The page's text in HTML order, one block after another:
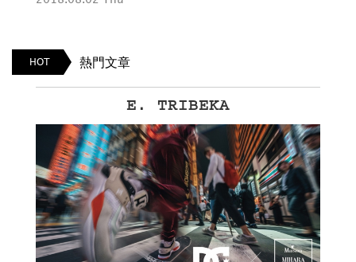
HOT 熱門文章
E. TRIBEKA